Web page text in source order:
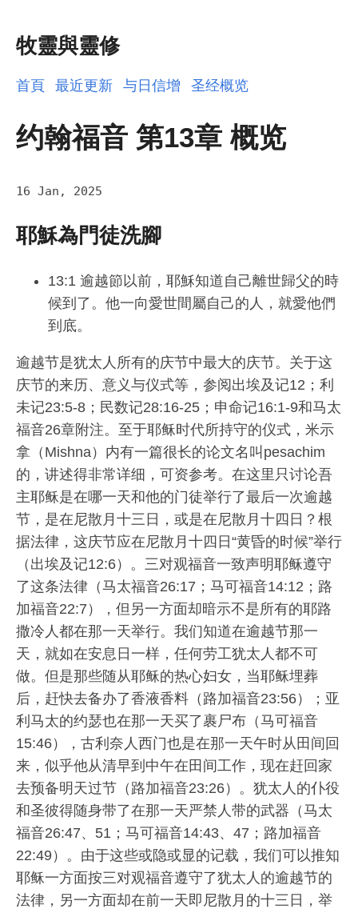
牧靈與靈修
首頁 最近更新 与日信增 圣经概览
约翰福音 第13章 概览
16 Jan, 2025
耶穌為門徒洗腳
13:1 逾越節以前，耶穌知道自己離世歸父的時
候到了。他一向愛世間屬自己的人，就愛他們
到底。
逾越节是犹太人所有的庆节中最大的庆节。关于这
庆节的来历、意义与仪式等，参阅出埃及记12；利
未记23:5-8；民数记28:16-25；申命记16:1-9和马太
福音26章附注。至于耶稣时代所持守的仪式，米示
拿（Mishna）内有一篇很长的论文名叫pesachim
的，讲述得非常详细，可资参考。在这里只讨论吾
主耶稣是在哪一天和他的门徒举行了最后一次逾越
节，是在尼散月十三日，或是在尼散月十四日？根
据法律，这庆节应在尼散月十四日“黄昏的时候”举行
（出埃及记12:6）。三对观福音一致声明耶稣遵守
了这条法律（马太福音26:17；马可福音14:12；路
加福音22:7），但另一方面却暗示不是所有的耶路
撒冷人都在那一天举行。我们知道在逾越节那一
天，就如在安息日一样，任何劳工犹太人都不可
做。但是那些随从耶稣的热心妇女，当耶稣埋葬
后，赶快去备办了香液香料（路加福音23:56）；亚
利马太的约瑟也在那一天买了裹尸布（马可福音
15:46），古利奈人西门也是在那一天午时从田间回
来，似乎他从清早到中午在田间工作，现在赶回家
去预备明天过节（路加福音23:26）。犹太人的仆役
和圣彼得随身带了在那一天严禁人带的武器（马太
福音26:47、51；马可福音14:43、47；路加福音
22:49）。由于这些或隐或显的记载，我们可以推知
耶稣一方面按三对观福音遵守了犹太人的逾越节的
法律，另一方面却在前一天即尼散月的十三日，举